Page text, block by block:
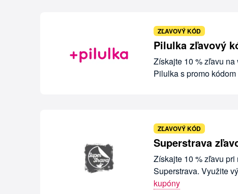
ZĽAVOVÝ KÓD
Pilulka zľavový
Získajte 10 % zľavu
Pilulka s promo
ZĽAVOVÝ KÓD
Superstrava
Získajte 10 % zľavu
Superstrava. Využite
kupóny